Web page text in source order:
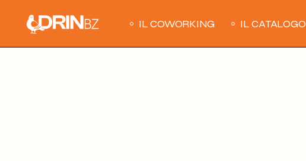
content
IL COWORKING IL CATALOGO